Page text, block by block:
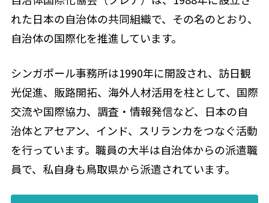
れた日本の自治体の共同組織で、その名のとおり、
自治体の国際化を推進しています。
シンガポール事務所は1990年に開設され、訪日観
光促進、販路開拓、海外人材活用を柱として、国際
交流や国際協力、調査・情報発信など、日本の自
治体とアセアン、インド、スリランカをつなぐ活動
を行っています。職員の大半は自治体からの派遣職
員で、私自身も鳥取県から派遣されています。